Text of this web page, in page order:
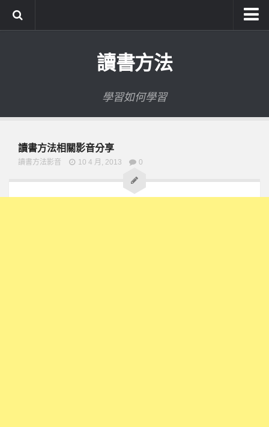
讀書方法
學習如何學習
讀書方法相關影音分享
讀書方法影音 10 4 月, 2013 0